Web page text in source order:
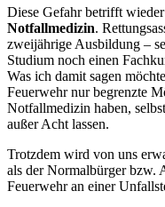
Diese Gefahr betrifft
Notfallmedizin.
zweijährige Ausbildung –
Studium noch einen
Was ich damit sagen
Feuerwehr nur begrenzte
Notfallmedizin haben,
außer Acht lassen.
Trotzdem wird von uns
als der Normalbürger bzw.
Feuerwehr an einer